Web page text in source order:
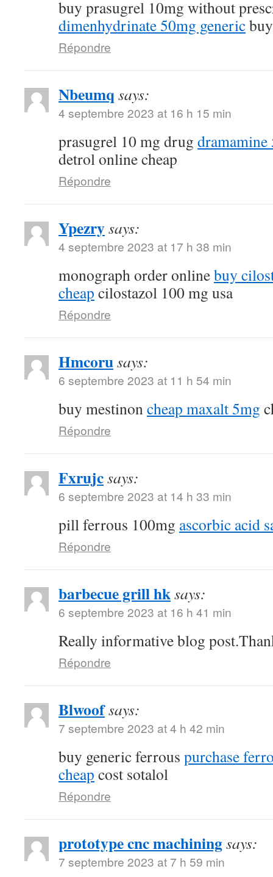
buy prasugrel 10mg without
dimenhydrinate 50mg generic
Répondre
Nbeumq says:
4 septembre 2023 at 16 h 15 min
prasugrel 10 mg drug dramamine
detrol online cheap
Répondre
Ypezrysays:
4 septembre 2023 at 17 h 38 min
monograph order onlinebuy
cheap cilostazol 100 mg usa
Répondre
Hmcorusays:
6 septembre 2023 at 11 h 54 min
buy mestinoncheap maxalt 5mg
Répondre
Fxrujcsays:
6 septembre 2023 at 14 h 33 min
pill ferrous 100mg ascorbic acid
Répondre
barbecue grill hksays:
6 septembre 2023 at 16 h 41 min
Really informative blog
Répondre
Blwoofsays:
7 septembre 2023 at 4 h 42 min
buy generic ferrous purchase
cheap cost sotalol
Répondre
prototype cnc machiningsays:
7 septembre 2023 at 7 h 59 min